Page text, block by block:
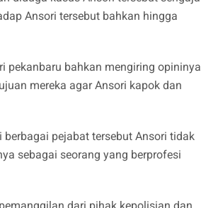
Ansori tersebut bahkan hingga
pekanbaru bahkan mengiring opininya
mereka agar Ansori kapok dan
pejabat tersebut Ansori tidak
sebagai seorang yang berprofesi